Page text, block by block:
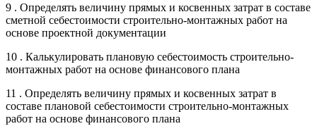
9 . Определять величину прямых и косвенных затрат в составе
сметной себестоимости строительно-монтажных работ на
основе проектной документации
10 . Калькулировать плановую себестоимость строительно-
монтажных работ на основе финансового плана
11 . Определять величину прямых и косвенных затрат в
составе плановой себестоимости строительно-монтажных
работ на основе финансового плана